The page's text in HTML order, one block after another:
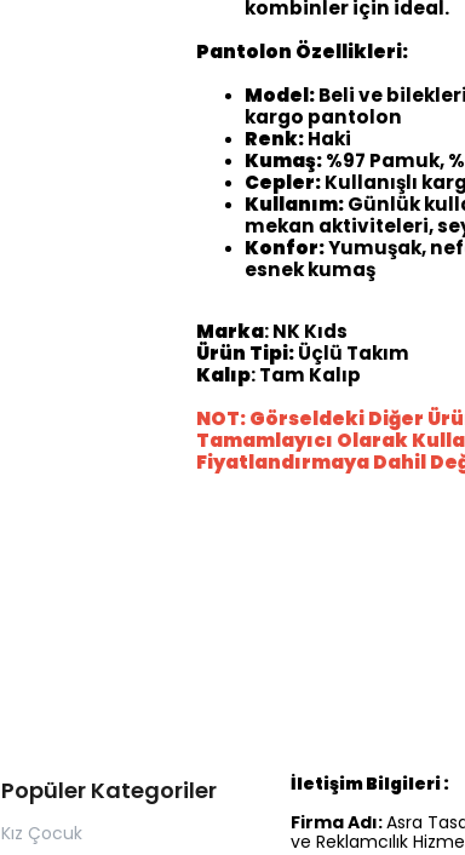
kombinler için ideal.
Pantolon Özellikleri:
Model:Beli ve
kargo pantolon
Renk:Haki
Kumaş:%97 Pamuk,
Cepler:Kullanışlı
Kullanım:Günlük
mekan aktiviteleri,
Konfor:Yumuşak,
esnek kumaş
Marka: NK Kıds
Ürün Tipi:Üçlü Takım
Kalıp: Tam Kalıp
NOT: Görseldeki Diğer
Tamamlayıcı Olarak
Fiyatlandırmaya Dahil
Popüler Kategoriler
Kız Çocuk
İletişim Bilgileri :
Firma Adı:Asra
ve Reklamcılık